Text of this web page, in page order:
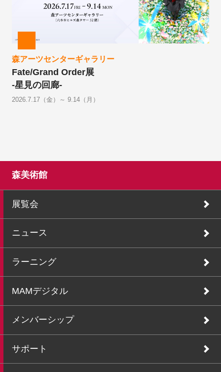
森アーツセンターギャラリー
Fate/Grand Order展
-星見の回廊-
2026.7.17（金）～ 9.14（月）
森美術館
展覧会
ニュース
ラーニング
MAMデジタル
メンバーシップ
サポート